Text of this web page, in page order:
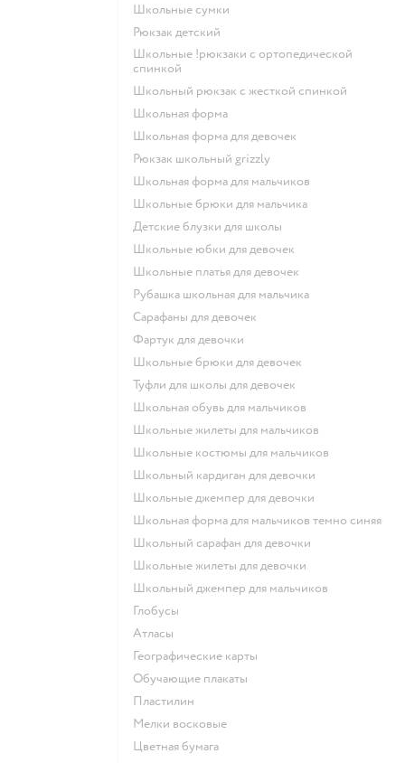
Школьные сумки
Рюкзак детский
Школьные !рюкзаки с ортопедической
спинкой
Школьный рюкзак с жесткой спинкой
Школьная форма
Школьная форма для девочек
Рюкзак школьный grizzly
Школьная форма для мальчиков
Школьные брюки для мальчика
Детские блузки для школы
Школьные юбки для девочек
Школьные платья для девочек
Рубашка школьная для мальчика
Сарафаны для девочек
Фартук для девочки
Школьные брюки для девочек
Туфли для школы для девочек
Школьная обувь для мальчиков
Школьные жилеты для мальчиков
Школьные костюмы для мальчиков
Школьный кардиган для девочки
Школьные джемпер для девочки
Школьная форма для мальчиков темно синяя
Школьный сарафан для девочки
Школьные жилеты для девочки
Школьный джемпер для мальчиков
Глобусы
Атласы
Географические карты
Обучающие плакаты
Пластилин
Мелки восковые
Цветная бумага